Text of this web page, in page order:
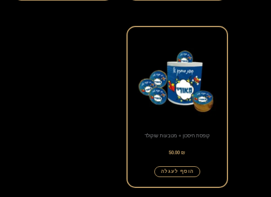
קופסת חיסכון + מטבעות שוקולד
50.00₪
הוסף לעגלה